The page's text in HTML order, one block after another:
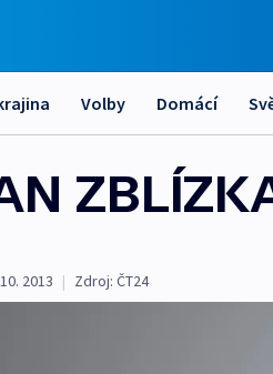
Volby Domácí
2013 | Zdroj: ČT24